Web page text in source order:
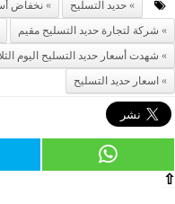
حديد التسليح
نخفاض
شركة لتجارة حديد التسليح مقيم
شهدت أسعار حديد التسليح اليوم
اسعار حديد التسليح
⇧